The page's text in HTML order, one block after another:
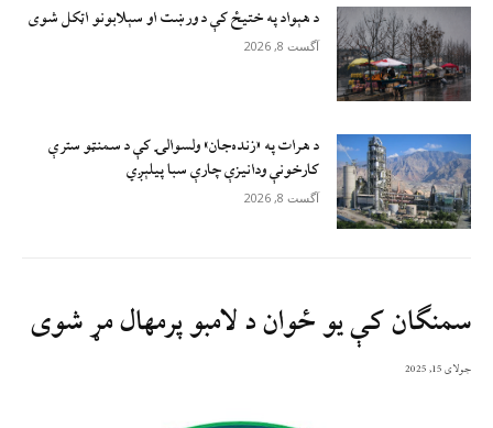
د هېواد په ختیځ کې د ورښت او سېلابونو اټکل شوی
آگست 8, 2026
د هرات په «زنده‌جان» ولسوالۍ کې د سمنټو سترې
کارخونې ودانیزې چارې سبا پیلېږي
آگست 8, 2026
سمنګان کې یو ځوان د لامبو پرمهال مړ شوی
جولای 15, 2025